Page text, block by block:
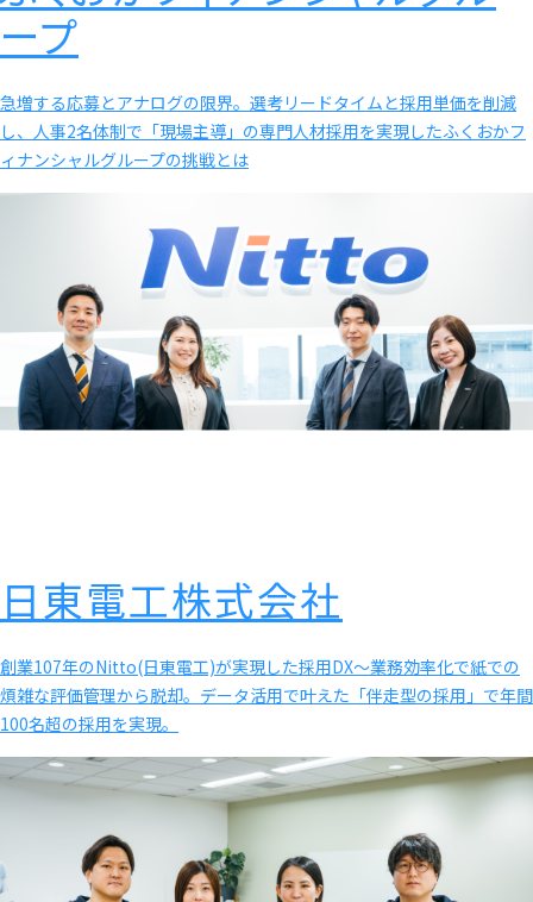
ープ
急増する応募とアナログの限界。選考リードタイムと採用単価を削減
し、人事2名体制で「現場主導」の専門人材採用を実現したふくおかフ
ィナンシャルグループの挑戦とは
日東電工株式会社
創業107年のNitto(日東電工)が実現した採用DX〜業務効率化で紙での
煩雑な評価管理から脱却。データ活用で叶えた「伴走型の採用」で年間
100名超の採用を実現。